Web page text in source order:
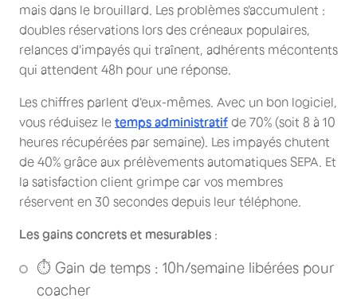
mais dans le brouillard. Les problèmes s'accumulent :
doubles réservations lors des créneaux populaires,
relances d'impayés qui traînent, adhérents mécontents
qui attendent 48h pour une réponse.
Les chiffres parlent d'eux-mêmes. Avec un bon logiciel,
vous réduisez le temps administratif de 70% (soit 8 à 10
heures récupérées par semaine). Les impayés chutent
de 40% grâce aux prélèvements automatiques SEPA. Et
la satisfaction client grimpe car vos membres
réservent en 30 secondes depuis leur téléphone.
Les gains concrets et mesurables :
⏱️ Gain de temps : 10h/semaine libérées pour
coacher